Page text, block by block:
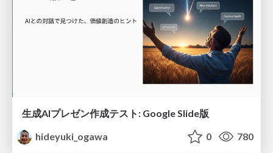
生成AIプレゼン作成テスト: Google Slide版
hideyuki_ogawa
0 780